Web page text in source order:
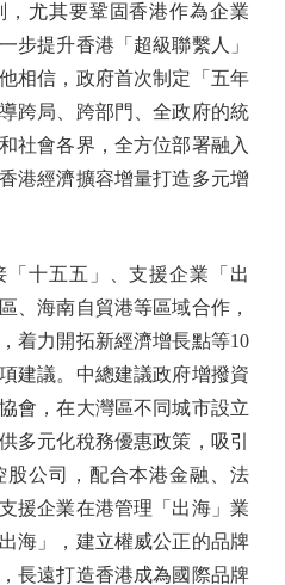
尤其要鞏固香港作為企業
步提升香港「超級聯繫人」
相信，政府首次制定「五年
跨局、跨部門、全政府的統
社會各界，全方位部署融入
港經濟擴容增量打造多元增
十五五」、支援企業「出
、海南自貿港等區域合作，
着力開拓新經濟增長點等10
建議。中總建議政府增撥資
會，在大灣區不同城市設立
多元化稅務優惠政策，吸引
公司，配合本港金融、法
援企業在港管理「出海」業
海」，建立權威公正的品牌
長遠打造香港成為國際品牌